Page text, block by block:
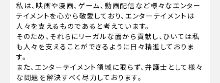
私は、映画や漫画、ゲーム、動画配信など様々なエンター
テイメントを心から敬愛しており、エンターテイメントは
人々を支えるものであると考えています。
そのため、それらにリーガルな面から貢献し、ひいては私
も人々を支えることができるように日々精進しておりま
す。
また、エンターテイメント領域に限らず、弁護士として様々
な問題を解決すべく尽力しております。